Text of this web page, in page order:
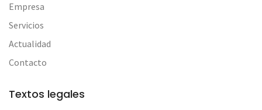
Empresa
Servicios
Actualidad
Contacto
Textos legales